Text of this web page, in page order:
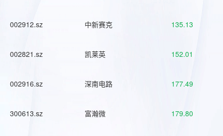
002912.sz 中新赛克 135.13
002821.sz 凯莱英 152.01
002916.sz 深南电路 177.49
300613.sz 富瀚微 179.80